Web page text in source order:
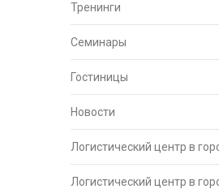
Тренинги
Семинары
Гостиницы
Новости
Логистический центр в
Логистический центр в